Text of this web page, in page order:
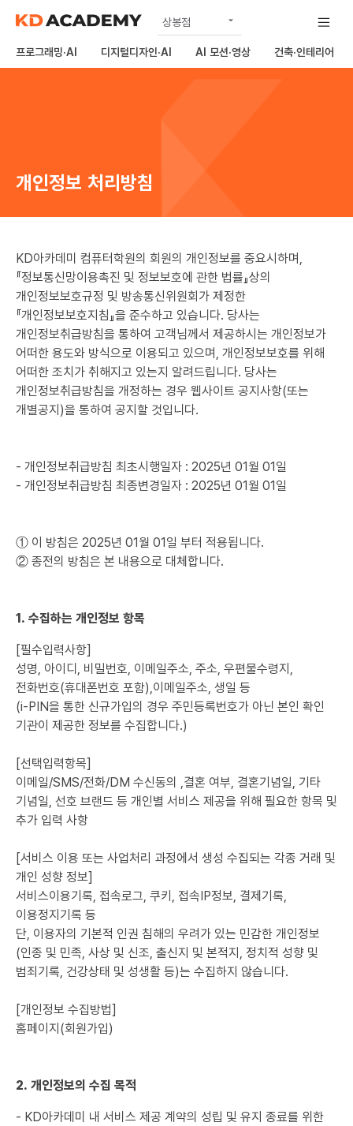
상봉점
공식
프로그래밍·AI 디지털디자인·AI AI 모션·영상 건축·인테리어
개인정보 처리방침
KD아카데미 컴퓨터학원의 회원의 개인정보를 중요시하며,
『정보통신망이용촉진 및 정보보호에 관한 법률』상의
개인정보보호규정 및 방송통신위원회가 제정한
『개인정보보호지침』을 준수하고 있습니다. 당사는
개인정보취급방침을 통하여 고객님께서 제공하시는 개인정보가
어떠한 용도와 방식으로 이용되고 있으며, 개인정보보호를 위해
어떠한 조치가 취해지고 있는지 알려드립니다. 당사는
개인정보취급방침을 개정하는 경우 웹사이트 공지사항(또는
개별공지)을 통하여 공지할 것입니다.
- 개인정보취급방침 최초시행일자 : 2025년 01월 01일
- 개인정보취급방침 최종변경일자 : 2025년 01월 01일
① 이 방침은 2025년 01월 01일 부터 적용됩니다.
② 종전의 방침은 본 내용으로 대체합니다.
1. 수집하는 개인정보 항목
[필수입력사항]
성명, 아이디, 비밀번호, 이메일주소, 주소, 우편물수령지,
전화번호(휴대폰번호 포함),이메일주소, 생일 등
(i-PIN을 통한 신규가입의 경우 주민등록번호가 아닌 본인 확인
기관이 제공한 정보를 수집합니다.)
[선택입력항목]
이메일/SMS/전화/DM 수신동의 ,결혼 여부, 결혼기념일, 기타
기념일, 선호 브랜드 등 개인별 서비스 제공을 위해 필요한 항목 및
추가 입력 사항
[서비스 이용 또는 사업처리 과정에서 생성 수집되는 각종 거래 및
개인 성향 정보]
서비스이용기록, 접속로그, 쿠키, 접속IP정보, 결제기록,
이용정지기록 등
단, 이용자의 기본적 인권 침해의 우려가 있는 민감한 개인정보
(인종 및 민족, 사상 및 신조, 출신지 및 본적지, 정치적 성향 및
범죄기록, 건강상태 및 성생활 등)는 수집하지 않습니다.
[개인정보 수집방법]
홈페이지(회원가입)
2. 개인정보의 수집 목적
- KD아카데미 내 서비스 제공 계약의 성립 및 유지 종료를 위한